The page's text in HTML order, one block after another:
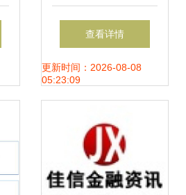
究院 深耕金融信息
咨询 助力市场稳健
查看详情
更新时间：2026-08-08
05:23:09